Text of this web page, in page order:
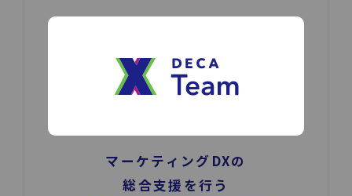
マーケティングDXの
総合支援を行う